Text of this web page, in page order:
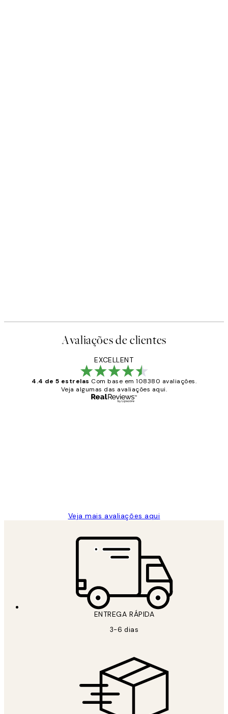
Avaliações de clientes
EXCELLENT
4.4 de 5 estrelas Com base em 108380 avaliações.
Veja algumas das avaliações aqui.
Veja mais avaliações aqui
ENTREGA RÁPIDA
3-6 dias